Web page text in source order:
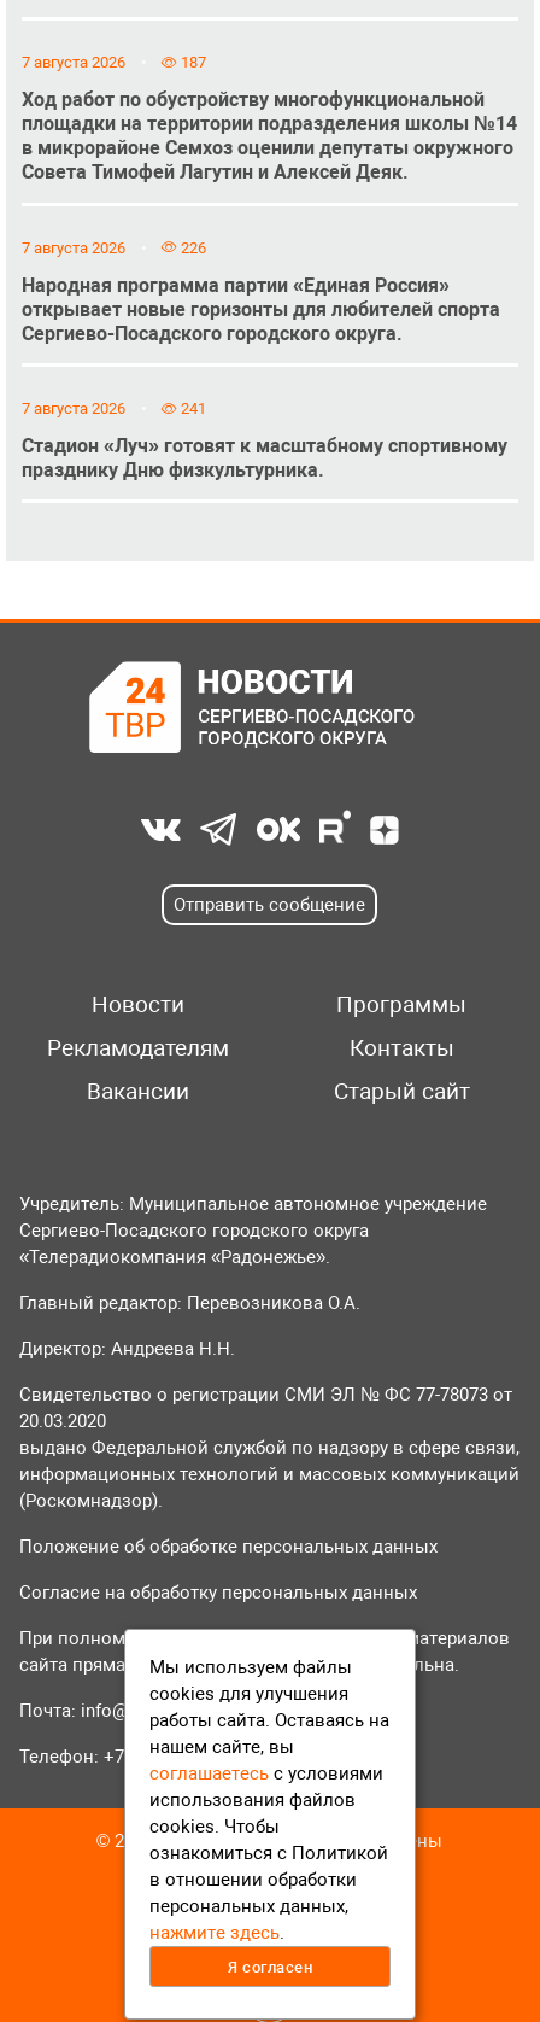
7 августа 2026 187
Ход работ по обустройству многофункциональной
площадки на территории подразделения школы №14
в микрорайоне Семхоз оценили депутаты окружного
Совета Тимофей Лагутин и Алексей Деяк.
7 августа 2026 226
Народная программа партии «Единая Россия»
открывает новые горизонты для любителей спорта
Сергиево-Посадского городского округа.
7 августа 2026 241
Стадион «Луч» готовят к масштабному спортивному
празднику Дню физкультурника.
Отправить сообщение
Новости
Программы
Рекламодателям
Контакты
Вакансии
Старый сайт
Учредитель: Муниципальное автономное учреждение
Сергиево-Посадского городского округа
«Телерадиокомпания «Радонежье».
Главный редактор: Перевозникова О.А.
Директор: Андреева Н.Н.
Свидетельство о регистрации СМИ ЭЛ № ФС 77-78073 от
20.03.2020
выдано Федеральной службой по надзору в сфере связи,
информационных технологий и массовых коммуникаций
(Роскомнадзор).
Положение об обработке персональных данных
Согласие на обработку персональных данных
При полном или частичном использовании материалов
сайта прямая гиперссылка на tvr24.tv обязательна.
Почта: info@tvr24.tv
Телефон: +7 (496) 551-04-95
© 2016-2023 ТВР24 Все права защищены
Мы используем файлы
cookies для улучшения
работы сайта. Оставаясь на
нашем сайте, вы
соглашаетесь с условиями
использования файлов
cookies. Чтобы
ознакомиться с Политикой
в отношении обработки
персональных данных,
нажмите здесь.
Я согласен